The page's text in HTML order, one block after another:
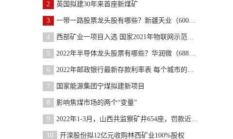
2 英国拟建30年来首座新煤矿
3 一带一路股票龙头股有哪些？新疆天业（600075）等
4 西部矿业一项目入选 国家2021年物联网示范项目
5 2022年半导体龙头股票有哪些？华润微（688396）等
6 2022年邮政银行最新存款利率表 每个城市的挂牌利率
7 国家能源集团宁煤拟建新项目
8 影响焦煤市场的两个“变量”
9 2022年1-3月，山西共监察矿井654座，罚款近1.2亿，
10 开滦股份拟12亿元收购林西矿业100%股权